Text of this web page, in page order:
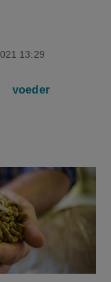
13:29
voeder